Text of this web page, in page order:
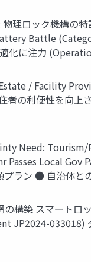
理ロック機構の
Battle
化に注力
/ Facility
の利便性を向上
Need:
Local
ラン ● 自治体と
の構築 スマート
JP2024-033018)